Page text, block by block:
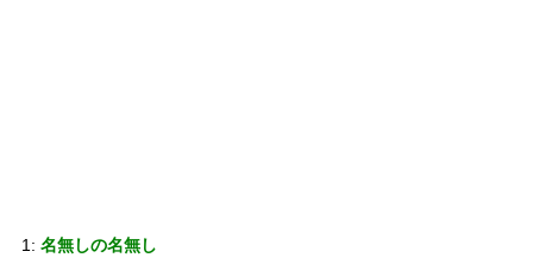
1: 名無しの名無し